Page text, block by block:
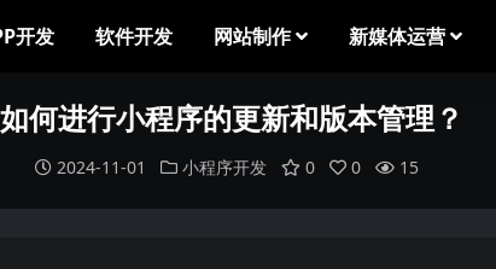
开发 软件开发 网站制作 新媒体运营
如何进行小程序的更新和版本管理？
2024-11-01 小程序开发 0 0 15